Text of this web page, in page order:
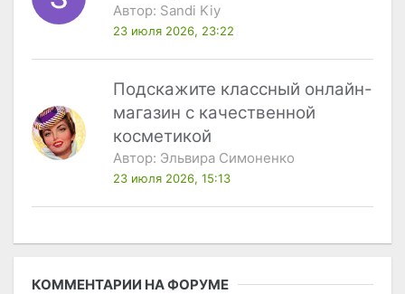
Автор: Sandi Kiy
23 июля 2026, 23:22
Подскажите классный онлайн-
магазин с качественной
косметикой
Автор: Эльвира Симоненко
23 июля 2026, 15:13
КОММЕНТАРИИ НА ФОРУМЕ